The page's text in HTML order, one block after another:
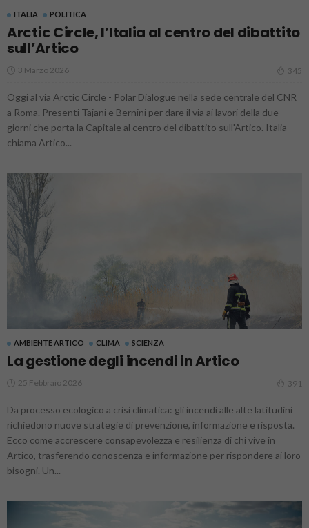
ITALIA POLITICA
Arctic Circle, l’Italia al centro del dibattito
sull’Artico
3 Marzo 2026 345
Oggi al via Arctic Circle - Polar Dialogue nella sede centrale del CNR
a Roma. Presenti Tajani e Bernini per dare il via ai lavori della due
giorni che porta la Capitale al centro del dibattito sull'Artico. Italia
chiama Artico...
AMBIENTE ARTICO CLIMA SCIENZA
La gestione degli incendi in Artico
25 Febbraio 2026 391
Da processo ecologico a crisi climatica: gli incendi alle alte latitudini
richiedono nuove strategie di prevenzione, informazione e risposta.
Ecco come accrescere consapevolezza e resilienza di chi vive in
Artico, trasferendo conoscenza e informazione per rispondere ai loro
bisogni. Un...